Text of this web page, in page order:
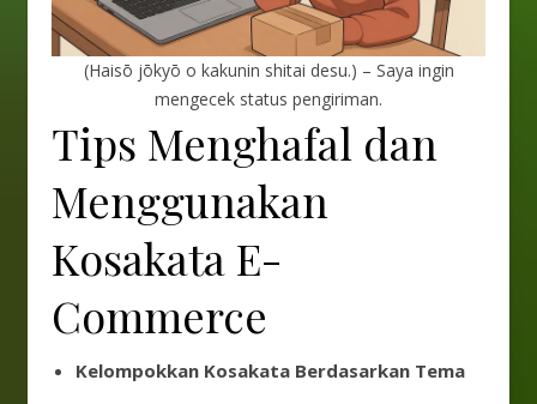
(Haisō jōkyō o kakunin shitai desu.) – Saya ingin
mengecek status pengiriman.
Tips Menghafal dan
Menggunakan
Kosakata E-
Commerce
Kelompokkan Kosakata Berdasarkan Tema